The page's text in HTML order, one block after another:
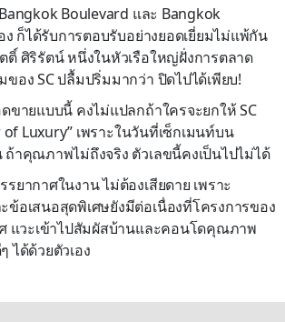
Boulevard และ Bangkok
ง ก็ได้รับการตอบรับอย่างยอดเยี่ยมไม่แพ้กัน
ศิริรัตน์ หนึ่งในหัวเรือใหญ่ฝั่งการตลาด
ของ SC ปลื้มปริ่มมากว่า ปิดไปได้เพียบ!
ดขายแบบนี้ คงไม่แปลกถ้าใครจะยกให้ SC
of Luxury” เพราะในวันที่เซ็กเมนท์บน
าคุณภาพไม่ถึงจริง ตัวเลขนี้คงเป็นไปไม่ได้
ยากาศในงาน ไม่ต้องเสียดาย เพราะ
ข้อเสนอสุดพิเศษยังมีต่อเนื่องที่โครงการของ
ศ แวะเข้าไปสัมผัสบ้านและคอนโดคุณภาพ
ได้ด้วยตัวเอง